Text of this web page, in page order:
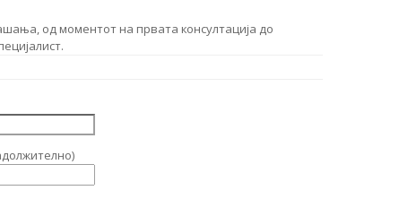
од моментот на првата консултација до